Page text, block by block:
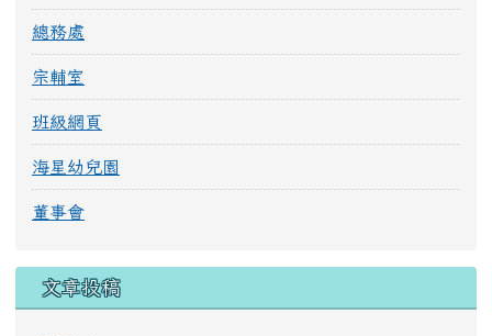
總務處
宗輔室
班級網頁
海星幼兒園
董事會
文章投稿